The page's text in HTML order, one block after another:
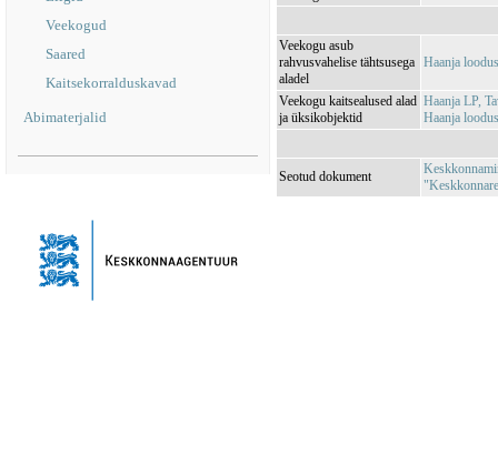
Veekogud
Saared
Kaitsekorralduskavad
Abimaterjalid
Veekogu asub
rahvusvahelise tähtsusega
aladel
Haanja
Veekogu kaitsealused alad
ja üksikobjektid
Haanja LP,
Haanja
Seotud dokument